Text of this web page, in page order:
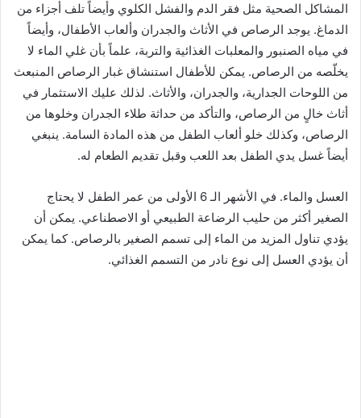
المشاكل الصحية مثل فقر الدم والفشل الكلوي وأيضاً تلف أجزاء من
الدماغ. يوجد الرصاص في الأثاث والجدران وألعاب الأطفال، وأيضاً
في مياه الصنبور والمعلبات الغذائية والتربة، علماً بأن غلي الماء لا
يخلّصه من الرصاص. يمكن للأطفال استنشاق غبار الرصاص المنبعث
من اللوحات الجدارية، والجدران، والأثاث. لذلك عليك الاستثمار في
أثاث خالٍ من الرصاص، والتأكد من حداثة طلاء الجدران وخلوها من
الرصاص، وكذلك خلو ألعاب الطفل من هذه المادة السامة. ينبغي
أيضاً غسل يدي الطفل بعد اللعب وقبل تقديم الطعام له.
العسل والماء. في الأشهر الـ 6 الأولى من عمر الطفل لا يحتاج
الصغير أكثر من حليب الرضاعة الطبيعي أو الاصطناعي. يمكن أن
يؤدي تناول المزيد من الماء إلى تسمم الصغير بالرصاص. كما يمكن
أن يؤدي العسل إلى نوع نادر من التسمم الغذائي.